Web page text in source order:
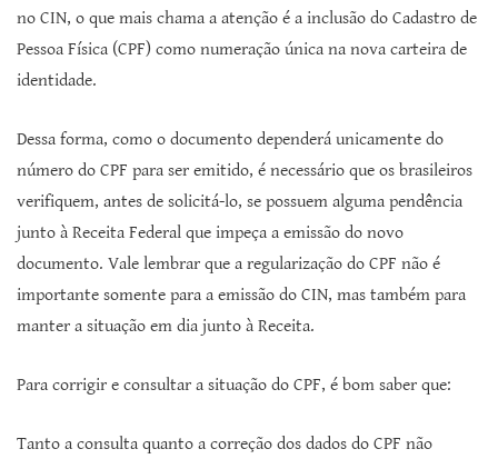
no CIN, o que mais chama a atenção é a inclusão do Cadastro de
Pessoa Física (CPF) como numeração única na nova carteira de
identidade.
Dessa forma, como o documento dependerá unicamente do
número do CPF para ser emitido, é necessário que os brasileiros
verifiquem, antes de solicitá-lo, se possuem alguma pendência
junto à Receita Federal que impeça a emissão do novo
documento. Vale lembrar que a regularização do CPF não é
importante somente para a emissão do CIN, mas também para
manter a situação em dia junto à Receita.
Para corrigir e consultar a situação do CPF, é bom saber que:
Tanto a consulta quanto a correção dos dados do CPF não